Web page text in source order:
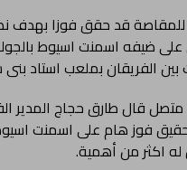
قد حقق فوزا بهدف
على ضيفه اسمنت اسيوط
الفريقان بملعب استاد
قال طارق حجاج المدير
فوز هام على اسمنت
له اكثر من أهمية.